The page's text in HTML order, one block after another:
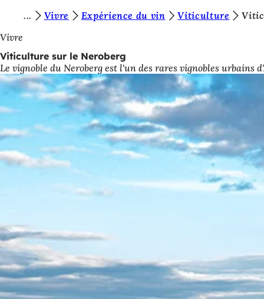
Accéder au contenu
o
u
s
ê
t
e
s
i
Vivre Expérience du vin Viticulture
Vivre
Viticulture sur le Neroberg
Le vignoble du Neroberg est l'un des rares vignobles